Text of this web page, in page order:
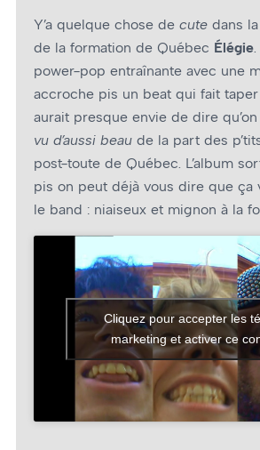
Y’a quelque chose de cute dans
de la formation de Québec Élégie
power-pop entraînante avec une
accroche pis un beat qui fait
aurait presque envie de dire qu’on
vu d’aussi beau de la part des
post-toute de Québec. L’album
pis on peut déjà vous dire que ça
le band : niaiseux et mignon à la
Cliquez pour accepter les
marketing et activer ce